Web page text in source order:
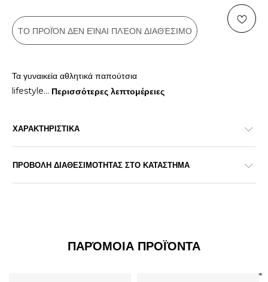
ΤΟ ΠΡΟΪΌΝ ΔΕΝ ΕΊΝΑΙ ΠΛΈΟΝ ΔΙΑΘΈΣΙΜΟ
Τα γυναικεία αθλητικά παπούτσια
lifestyle... Περισσότερες λεπτομέρειες
ΧΑΡΑΚΤΗΡΙΣΤΙΚΑ
ΠΡΟΒΟΛΗ ΔΙΑΘΕΣΙΜΟΤΗΤΑΣ ΣΤΟ ΚΑΤΑΣΤΗΜΑ
ΠΑΡΌΜΟΙΑ ΠΡΟΪΌΝΤΑ